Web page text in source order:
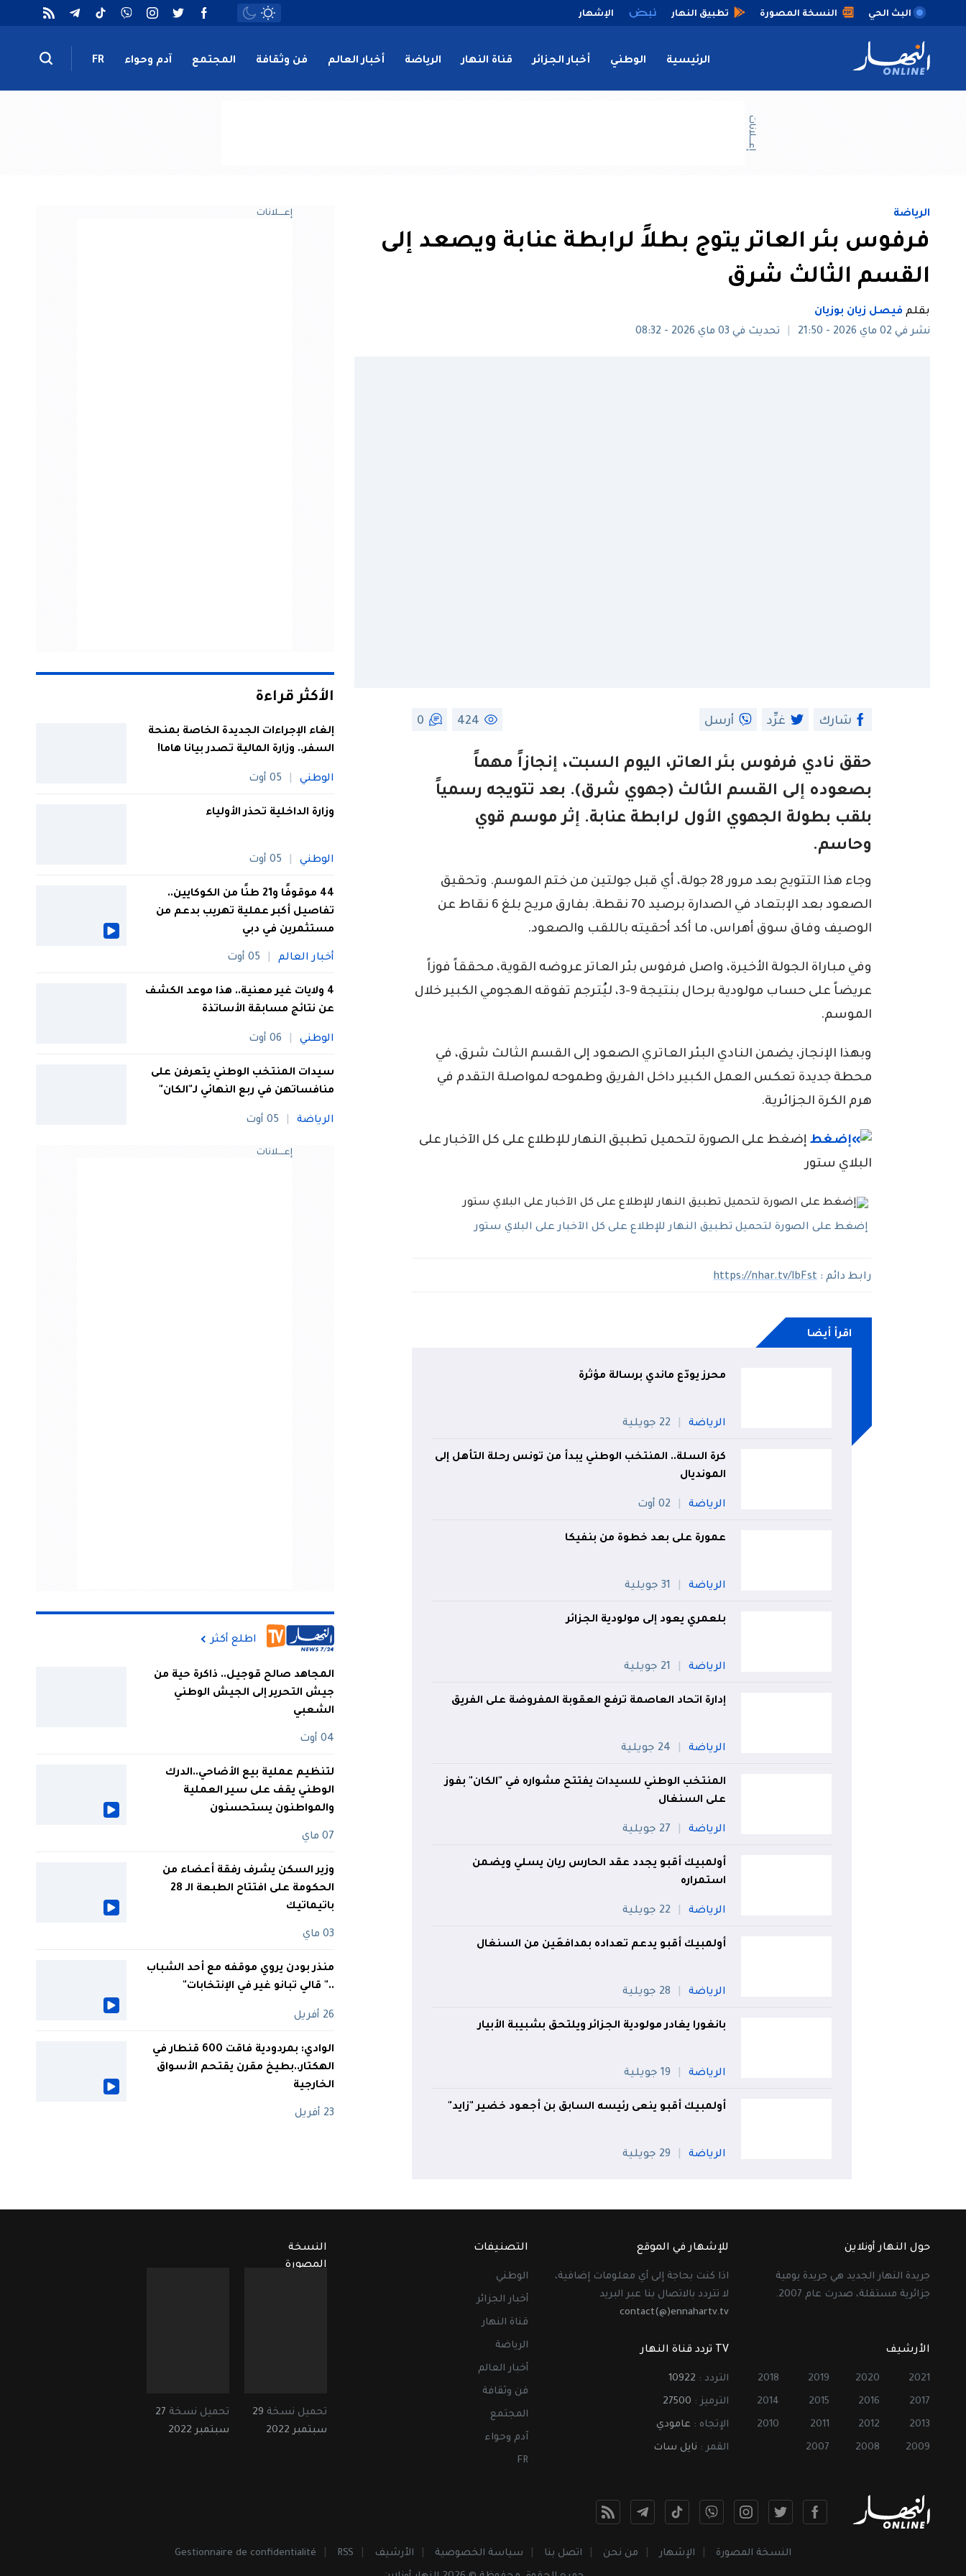
البث الحي النسخة المصورة تطبيق النهار الإشهار
الرئيسية الوطني أخبار الجزائر قناة النهار الرياضة أخبار العالم فن وثقافة المجتمع آدم وحواء FR
إعــــلانات
الرياضة
فرفوس بئر العاتر يتوج بطلاً لرابطة عنابة ويصعد إلى
القسم الثالث شرق
بقلم فيصل زيان بوزيان
نشر في 02 ماي 2026 - 21:50
تحديث في 03 ماي 2026 - 08:32
شارك غرِّد أرسل 424
0
حقق نادي فرفوس بئر العاتر، اليوم السبت، إنجازاً مهماً
بصعوده إلى القسم الثالث (جهوي شرق). بعد تتويجه رسمياً
بلقب بطولة الجهوي الأول لرابطة عنابة. إثر موسم قوي
وحاسم.
وجاء هذا التتويج بعد مرور 28 جولة، أي قبل جولتين من ختم الموسم. وتحقيق
الصعود بعد الإبتعاد في الصدارة برصيد 70 نقطة. بفارق مريح بلغ 6 نقاط عن
الوصيف وفاق سوق أهراس، ما أكد أحقيته باللقب والصعود.
وفي مباراة الجولة الأخيرة، واصل فرفوس بئر العاتر عروضه القوية، محققاً فوزاً
عريضاً على حساب مولودية برحال بنتيجة 9-3، ليُترجم تفوقه الهجومي الكبير خلال
الموسم.
وبهذا الإنجاز، يضمن النادي البئر العاتري الصعود إلى القسم الثالث شرق، في
محطة جديدة تعكس العمل الكبير داخل الفريق وطموحه لمواصلة التقدم في
هرم الكرة الجزائرية.
إضغط على الصورة لتحميل تطبيق النهار للإطلاع على كل الآخبار على
البلاي ستور
إضغط على الصورة لتحميل تطبيق النهار للإطلاع على كل الآخبار على البلاي ستور
رابط دائم :https://nhar.tv/lbFst
اقرأ أيضا
محرز يودّع ماندي برسالة مؤثرة
الرياضة 22 جويلية
كرة السلة.. المنتخب الوطني يبدأ من تونس رحلة التأهل إلى
المونديال
الرياضة 02 أوت
عمورة على بعد خطوة من بنفيكا
الرياضة 31 جويلية
بلعمري يعود إلى مولودية الجزائر
الرياضة 21 جويلية
إدارة اتحاد العاصمة ترفع العقوبة المفروضة على الفريق
الرياضة 24 جويلية
المنتخب الوطني للسيدات يفتتح مشواره في "الكان" بفوز
على السنغال
الرياضة 27 جويلية
أولمبيك أقبو يجدد عقد الحارس ريان يسلي ويضمن
استمراره
الرياضة 22 جويلية
أولمبيك أقبو يدعم تعداده بمدافعَين من السنغال
الرياضة 28 جويلية
بانغورا يغادر مولودية الجزائر ويلتحق بشبيبة الأبيار
الرياضة 19 جويلية
أولمبيك أقبو ينعى رئيسه السابق بن أجعود خضير "زايد"
الرياضة 29 جويلية
إعــــلانات
الأكثر قراءة
إلغاء الإجراءات الجديدة الخاصة بمنحة
السفر.. وزارة المالية تصدر بيانا هاما!
الوطني 05 أوت
وزارة الداخلية تحذر الأولياء
الوطني 05 أوت
44 موقوفًا و21 طنًا من الكوكايين..
تفاصيل أكبر عملية تهريب بدعم من
مستثمرين في دبي
أخبار العالم 05 أوت
4 ولايات غير معنية.. هذا موعد الكشف
عن نتائج مسابقة الأساتذة
الوطني 06 أوت
سيدات المنتخب الوطني يتعرفن على
منافساتهن في ربع النهائي لـ"الكان"
الرياضة 05 أوت
إعــــلانات
اطلع أكثر
المجاهد صالح قوجيل.. ذاكرة حية من
جيش التحرير إلى الجيش الوطني
الشعبي
04 أوت
لتنظيم عملية بيع الأضاحي..الدرك
الوطني يقف على سير العملية
والمواطنون يستحسنون
07 ماي
وزير السكن يشرف رفقة أعضاء من
الحكومة على افتتاح الطبعة الـ 28
باتيماتيك
03 ماي
منذر بودن يروي موقفه مع أحد الشباب
.." قالي تبانو غير في الإنتخابات"
26 أفريل
الوادي: بمردودية فاقت 600 قنطار في
الهكتار..بطيخ مقرن يقتحم الأسواق
الخارجية
23 أفريل
حول النهار أونلاين
جريدة النهار الجديد هي جريدة يومية
جزائرية مستقلة، صدرت عام 2007.
للإشهار في الموقع
اذا كنت بحاجة إلى أي معلومات إضافية،
لا تتردد بالاتصال بنا عبر البريد
contact(@)ennahartv.tv
الأرشيف
2021
2020
2019
2018
2017
2016
2015
2014
2013
2012
2011
2010
2009
2008
2007
TV تردد قناة النهار
التردد : 10922
الترميز : 27500
الإتجاه : عامودي
القمر : نايل سات
التصنيفات
الوطني
أخبار الجزائر
قناة النهار
الرياضة
أخبار العالم
فن وثقافة
المجتمع
آدم وحواء
FR
النسخة
المصورة
تحميل نسخة 29
سبتمبر 2022
تحميل نسخة 27
سبتمبر 2022
النسخة المصورة الإشهار من نحن اتصل بنا سياسة الخصوصية الأرشيف RSS
Gestionnaire de confidentialité